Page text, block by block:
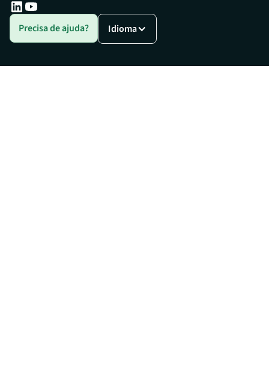
Precisa de ajuda? Idioma